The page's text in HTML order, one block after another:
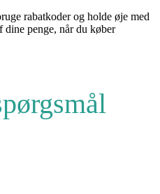
rabatkoder og holde øje med
dine penge, når du køber